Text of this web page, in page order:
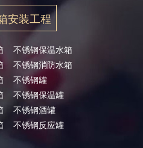
安装工程
不锈钢保温水箱
不锈钢消防水箱
不锈钢罐
不锈钢保温罐
不锈钢酒罐
不锈钢反应罐